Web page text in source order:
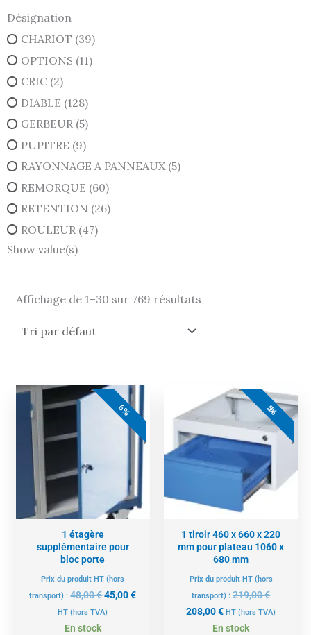
Désignation
CHARIOT (39)
OPTIONS (11)
CRIC (2)
DIABLE (128)
GERBEUR (5)
PUPITRE (9)
RAYONNAGE A PANNEAUX (5)
REMORQUE (60)
RETENTION (26)
ROULEUR (47)
Show value(s)
Affichage de 1–30 sur 769 résultats
6%
1 étagère
supplémentaire pour
bloc porte
Prix du produit HT (hors
transport) :48,00€
Le
prix
initial
45,00€
actuel
est :
45,00 €.
HT (hors TVA)
En stock
5%
1 tiroir 460 x 660 x 220
mm pour plateau 1060 x
680 mm
Prix du produit HT (hors
transport) :219,00€
Le
prix
initial
était :
208,00€
Le
prix
actuel
est :
208,00 €.
HT (hors TVA)
En stock